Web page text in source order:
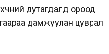
дутагдалд ороод
дамжуулан цуврал